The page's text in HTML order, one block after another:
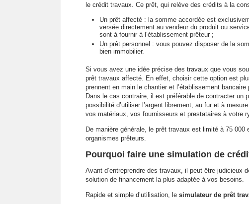
le crédit travaux. Ce prêt, qui relève des crédits à la
Un prêt affecté : la somme accordée est
versée directement au vendeur du produit ou
sont à fournir à l’établissement prêteur ;
Un prêt personnel : vous pouvez disposer de la
bien immobilier.
Si vous avez une idée précise des travaux que vous
prêt travaux affecté. En effet, choisir cette option est
prennent en main le chantier et l’établissement
Dans le cas contraire, il est préférable de contracter un
possibilité d’utiliser l’argent librement, au fur et à
vos matériaux, vos fournisseurs et prestataires à votre
De manière générale, le prêt travaux est limité à 75
organismes prêteurs.
Pourquoi faire une simulation de
Avant d’entreprendre des travaux, il peut être judicieux
solution de financement la plus adaptée à vos besoins.
Rapide et simple d’utilisation, le simulateur de prêt